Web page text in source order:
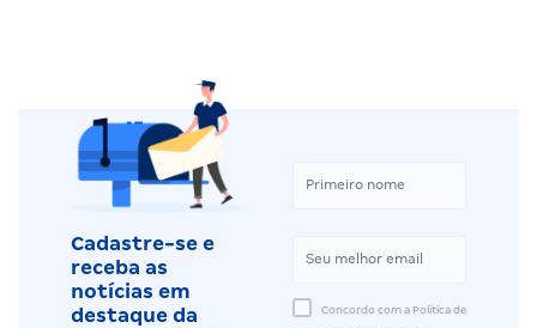
Cadastre-se e
receba as
notícias em
destaque da
Concordo com a Política de